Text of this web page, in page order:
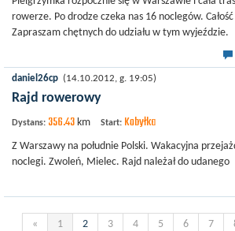
rowerze. Po drodze czeka nas 16 noclegów.
Zapraszam chętnych do udziału w tym wyjeździe.
daniel26cp (14.10.2012, g. 19:05)
Rajd rowerowy
Dystans: 356.43 km Start: Kobyłka
Z Warszawy na południe Polski. Wakacyjna
noclegi. Zwoleń, Mielec. Rajd należał do udanego
« 1 2 3 4 5 6 7